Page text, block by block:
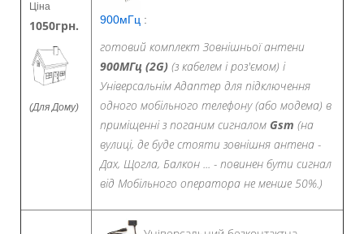
Ціна
1050грн.
(Для Дому)
900мГц :
готовий комплект Зовнішньої антени
900МГц (2G) (з кабелем і роз'ємом) і
Універсальнім Адаптер для підключення
одного мобільного телефону (або модема) в
приміщенні з поганим сигналом Gsm (на
вулиці, де буде стояти зовнішня антена -
Дах, Щогла, Балкон ... - повинен бути сигнал
від Мобільного оператора не менше 50%.)